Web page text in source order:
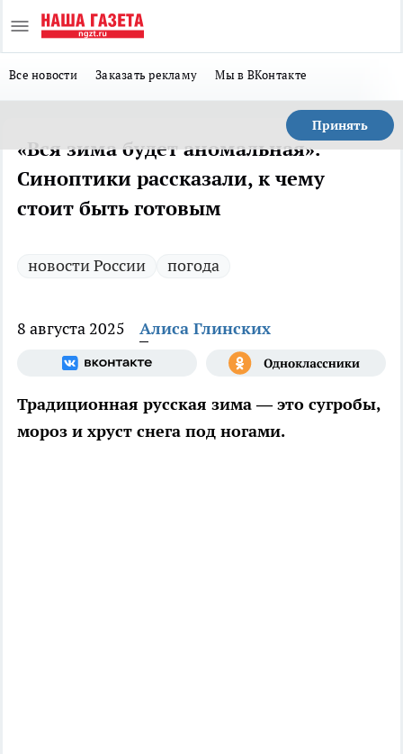
Все новости Заказать рекламу Мы в ВКонтакте
Принять
«Вся зима будет аномальная».
Синоптики рассказали, к чему
стоит быть готовым
новости России погода
8 августа 2025 Алиса Глинских
Традиционная русская зима — это сугробы,
мороз и хруст снега под ногами.